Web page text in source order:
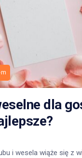
dla
i wesela wiąże się z